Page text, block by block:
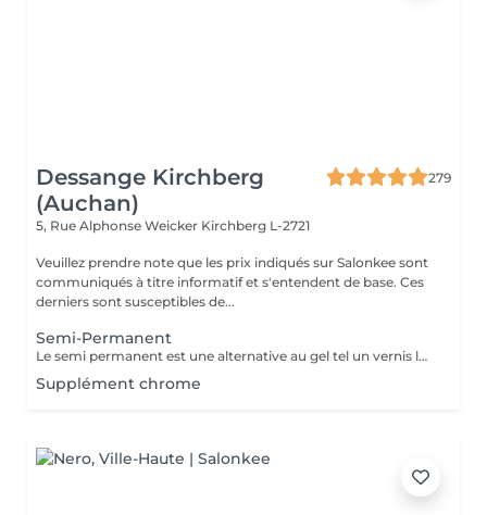
Dessange Kirchberg
(Auchan)
279
5, Rue Alphonse Weicker Kirchberg L-2721
Veuillez prendre note que les prix indiqués sur Salonkee sont
communiqués à titre informatif et s'entendent de base. Ces
derniers sont susceptibles de...
Semi-Permanent
Le semi permanent est une alternative au gel tel un vernis longue durée pour une durée de deux semaines et demi à trois semaines de tenue (maximum ) Le retrait doit se faire uniquement au salon et nous le recommandons de manière ponctuelle. La manucure sèche est comprise dans cette prestation . Comme chaque cliente est unique, nous vous invitons à vous rapprocher d'une collaboratrice pour d'avantages d'informations
Supplément chrome